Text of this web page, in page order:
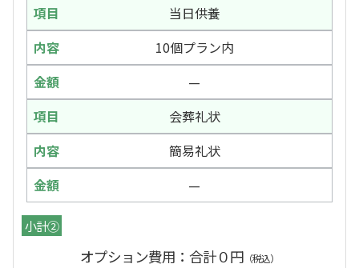
当日供養
10個プラン内
—
会葬礼状
簡易礼状
—
小計②
オプション費用：合計０円 （税込）